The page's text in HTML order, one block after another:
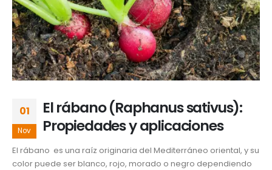
01
Nov
El rábano (Raphanus sativus):
Propiedades y aplicaciones
El rábano es una raíz originaria del Mediterráneo oriental, y su
color puede ser blanco, rojo, morado o negro dependiendo